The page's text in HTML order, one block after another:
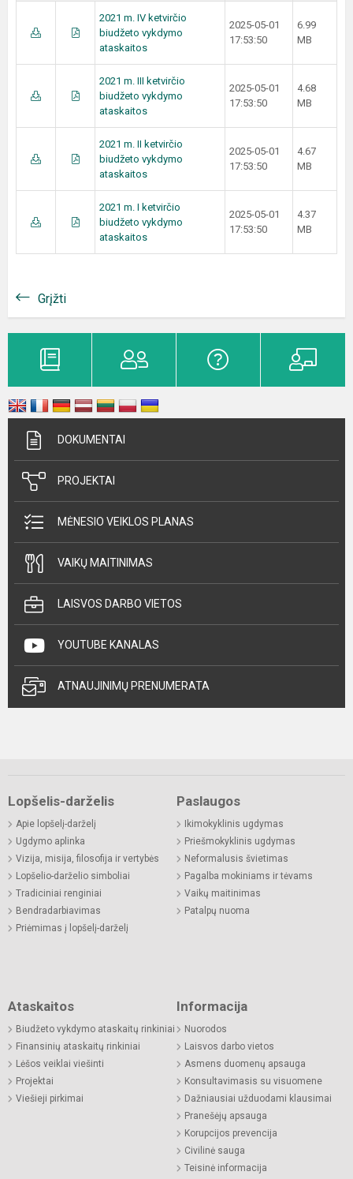
2021 m. IV ketvirčio
biudžeto vykdymo
ataskaitos
2025-05-01
17:53:50
6.99
MB
2021 m. III ketvirčio
biudžeto vykdymo
ataskaitos
2025-05-01
17:53:50
4.68
MB
2021 m. II ketvirčio
biudžeto vykdymo
ataskaitos
2025-05-01
17:53:50
4.67
MB
2021 m. I ketvirčio
biudžeto vykdymo
ataskaitos
2025-05-01
17:53:50
4.37
MB
Grįžti
DOKUMENTAI
PROJEKTAI
MĖNESIO VEIKLOS PLANAS
VAIKŲ MAITINIMAS
LAISVOS DARBO VIETOS
YOUTUBE KANALAS
ATNAUJINIMŲ PRENUMERATA
Lopšelis-darželis
Apie lopšelį-darželį
Ugdymo aplinka
Vizija, misija, filosofija ir vertybės
Lopšelio-darželio simboliai
Tradiciniai renginiai
Bendradarbiavimas
Priėmimas į lopšelį-darželį
Paslaugos
Ikimokyklinis ugdymas
Priešmokyklinis ugdymas
Neformalusis švietimas
Pagalba mokiniams ir tėvams
Vaikų maitinimas
Patalpų nuoma
Ataskaitos
Biudžeto vykdymo ataskaitų rinkiniai
Finansinių ataskaitų rinkiniai
Lėšos veiklai viešinti
Projektai
Viešieji pirkimai
Informacija
Nuorodos
Laisvos darbo vietos
Asmens duomenų apsauga
Konsultavimasis su visuomene
Dažniausiai užduodami klausimai
Pranešėjų apsauga
Korupcijos prevencija
Civilinė sauga
Teisinė informacija